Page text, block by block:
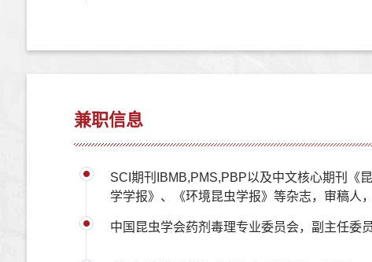
兼职信息
SCI期刊IBMB,PMS,PBP以及中文核心期刊《
学学报》、《环境昆虫学报》等杂志，审稿人，
中国昆虫学会药剂毒理专业委员会，副主任委员